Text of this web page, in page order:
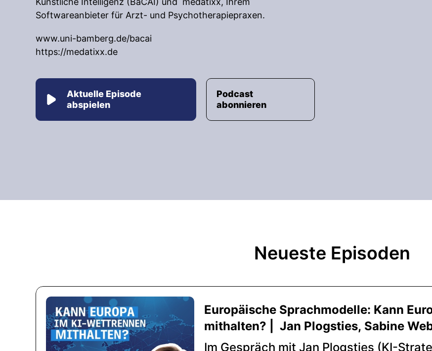
Softwareanbieter für Arzt- und Psychotherapiepraxen.
www.uni-bamberg.de/bacai
https://medatixx.de
Aktuelle Episode
abspielen
Podcast
abonnieren
Neueste Episoden